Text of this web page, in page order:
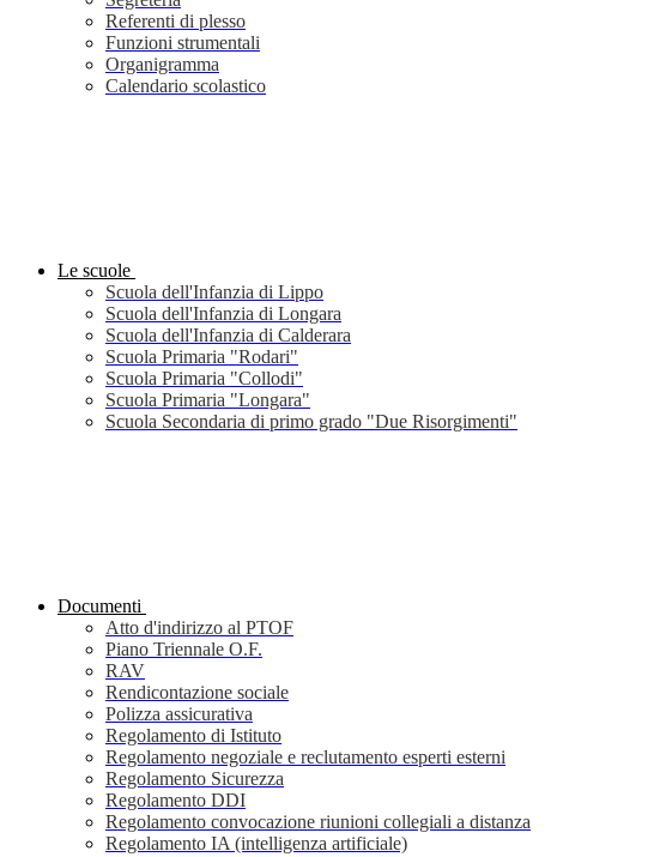
Referenti di plesso
Funzioni strumentali
Organigramma
Calendario scolastico
Le scuole
Scuola dell'Infanzia di Lippo
Scuola dell'Infanzia di Longara
Scuola dell'Infanzia di Calderara
Scuola Primaria "Rodari"
Scuola Primaria "Collodi"
Scuola Primaria "Longara"
Scuola Secondaria di primo grado "Due Risorgimenti"
Documenti
Atto d'indirizzo al PTOF
Piano Triennale O.F.
RAV
Rendicontazione sociale
Polizza assicurativa
Regolamento di Istituto
Regolamento negoziale e reclutamento esperti esterni
Regolamento Sicurezza
Regolamento DDI
Regolamento convocazione riunioni collegiali a distanza
Regolamento IA (intelligenza artificiale)